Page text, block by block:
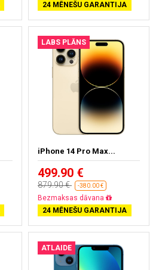
24 MĒNEŠU GARANTIJA
LABS PLĀNS
iPhone 14 Pro Max...
499.90 €
879.90 € -380.00 €
Bezmaksas dāvana
24 MĒNEŠU GARANTIJA
ATLAIDE